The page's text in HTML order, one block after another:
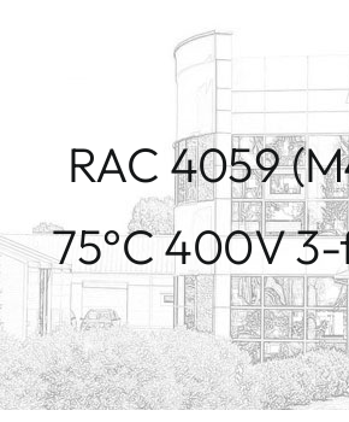
RAC 4059
75°C 400V